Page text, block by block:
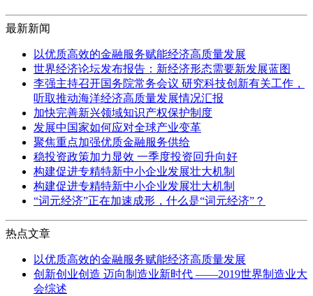
最新新闻
以优质高效的金融服务赋能经济高质量发展
世界经济论坛发布报告：新经济形态需要新发展蓝图
李强主持召开国务院常务会议 研究科技创新有关工作，
听取推动海洋经济高质量发展情况汇报
加快完善新兴领域知识产权保护制度
发展中国家如何应对全球产业变革
聚焦重点加强优质金融服务供给
稳投资政策加力显效 一季度投资回升向好
构建促进专精特新中小企业发展壮大机制
构建促进专精特新中小企业发展壮大机制
“词元经济”正在加速成形，什么是“词元经济”？
热点文章
以优质高效的金融服务赋能经济高质量发展
创新创业创造 迈向制造业新时代 ——2019世界制造业大
会综述